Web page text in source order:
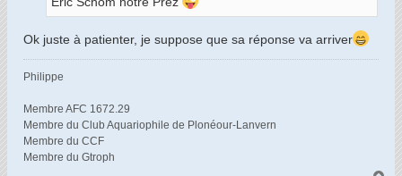
Ok juste à patienter, je suppose que sa réponse va arriver
Philippe
Membre AFC 1672.29
Membre du Club Aquariophile de Plonéour-Lanvern
Membre du CCF
Membre du Gtroph